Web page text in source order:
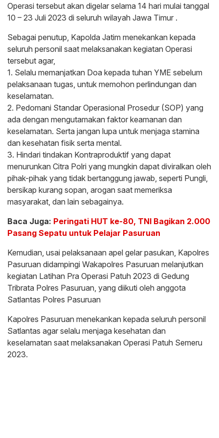
Operasi tersebut akan digelar selama 14 hari mulai tanggal
10 – 23 Juli 2023 di seluruh wilayah Jawa Timur .
Sebagai penutup, Kapolda Jatim menekankan kepada
seluruh personil saat melaksanakan kegiatan Operasi
tersebut agar,
1. Selalu memanjatkan Doa kepada tuhan YME sebelum
pelaksanaan tugas, untuk memohon perlindungan dan
keselamatan.
2. Pedomani Standar Operasional Prosedur (SOP) yang
ada dengan mengutamakan faktor keamanan dan
keselamatan. Serta jangan lupa untuk menjaga stamina
dan kesehatan fisik serta mental.
3. Hindari tindakan Kontraproduktif yang dapat
menurunkan Citra Polri yang mungkin dapat diviralkan oleh
pihak-pihak yang tidak bertanggung jawab, seperti Pungli,
bersikap kurang sopan, arogan saat memeriksa
masyarakat, dan lain sebagainya.
Baca Juga: Peringati HUT ke-80, TNI Bagikan 2.000
Pasang Sepatu untuk Pelajar Pasuruan
Kemudian, usai pelaksanaan apel gelar pasukan, Kapolres
Pasuruan didampingi Wakapolres Pasuruan melanjutkan
kegiatan Latihan Pra Operasi Patuh 2023 di Gedung
Tribrata Polres Pasuruan, yang diikuti oleh anggota
Satlantas Polres Pasuruan
Kapolres Pasuruan menekankan kepada seluruh personil
Satlantas agar selalu menjaga kesehatan dan
keselamatan saat melaksanakan Operasi Patuh Semeru
2023.